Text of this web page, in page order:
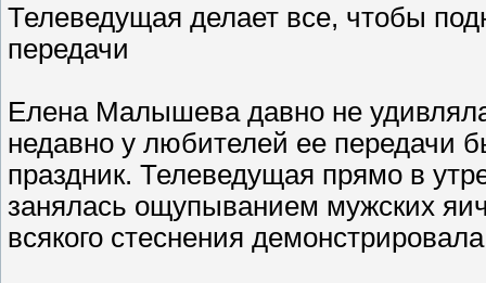
Телеведущая делает все, чтобы
передачи
Елена Малышева давно не
недавно у любителей ее передачи
праздник. Телеведущая прямо в
занялась ощупыванием мужских
всякого стеснения